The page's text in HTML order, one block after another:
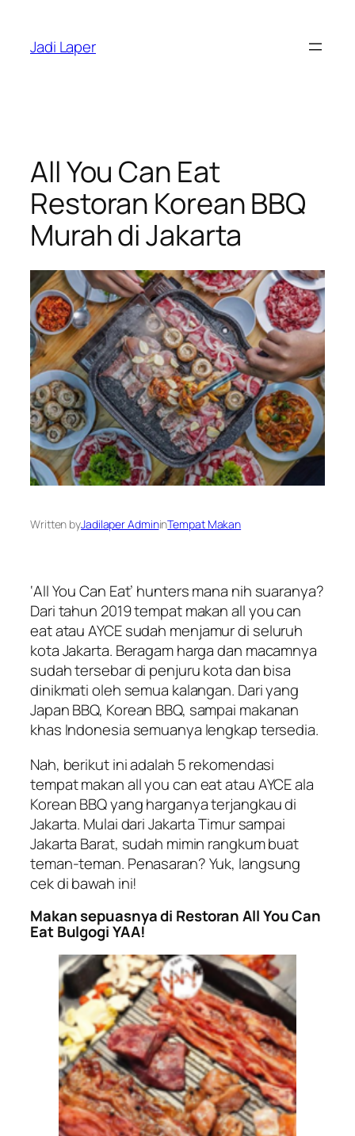
content
Jadi Laper
All You Can Eat
Restoran Korean BBQ
Murah di Jakarta
Written byJadilaper AdmininTempat Makan
‘All You Can Eat’ huntersmana nih suaranya?
Dari tahun 2019 tempat makanall you can
eatatau AYCE sudah menjamur di seluruh
kota Jakarta. Beragam harga dan macamnya
sudah tersebar di penjuru kota dan bisa
dinikmati oleh semua kalangan. Dari yang
Japan BBQ, Korean BBQ, sampai makanan
khas Indonesia semuanya lengkap tersedia.
Nah, berikut ini adalah 5 rekomendasi
tempat makanall you can eatatau AYCE ala
Korean BBQ yang harganya terjangkau di
Jakarta. Mulai dari Jakarta Timur sampai
Jakarta Barat, sudah mimin rangkum buat
teman-teman. Penasaran? Yuk, langsung
cek di bawah ini!
Makan sepuasnya di Restoran All You Can
Eat Bulgogi YAA!